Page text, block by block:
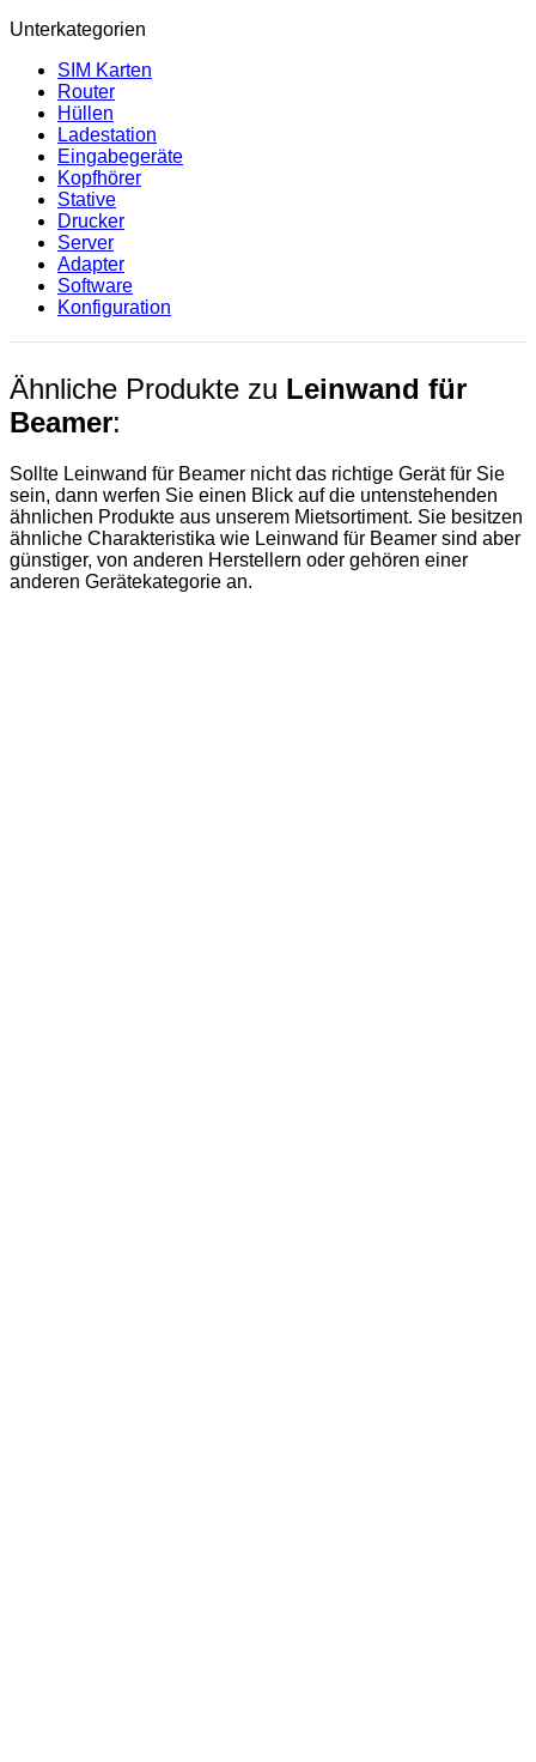
Unterkategorien
SIM Karten
Router
Hüllen
Ladestation
Eingabegeräte
Kopfhörer
Stative
Drucker
Server
Adapter
Software
Konfiguration
Ähnliche Produkte zu Leinwand für
Beamer:
Sollte Leinwand für Beamer nicht das richtige Gerät für Sie
sein, dann werfen Sie einen Blick auf die untenstehenden
ähnlichen Produkte aus unserem Mietsortiment. Sie besitzen
ähnliche Charakteristika wie Leinwand für Beamer sind aber
günstiger, von anderen Herstellern oder gehören einer
anderen Gerätekategorie an.